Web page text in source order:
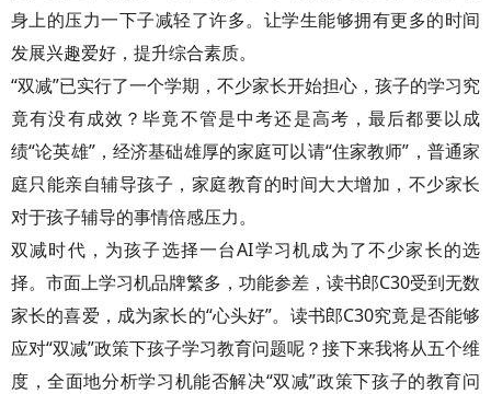
身上的压力一下子减轻了许多。让学生能够拥有更多的时间
发展兴趣爱好，提升综合素质。
“双减”已实行了一个学期，不少家长开始担心，孩子的学习究
竟有没有成效？毕竟不管是中考还是高考，最后都要以成
绩“论英雄”，经济基础雄厚的家庭可以请“住家教师”，普通家
庭只能亲自辅导孩子，家庭教育的时间大大增加，不少家长
对于孩子辅导的事情倍感压力。
双减时代，为孩子选择一台AI学习机成为了不少家长的选
择。市面上学习机品牌繁多，功能参差，读书郎C30受到无数
家长的喜爱，成为家长的“心头好”。读书郎C30究竟是否能够
应对“双减”政策下孩子学习教育问题呢？接下来我将从五个维
度，全面地分析学习机能否解决“双减”政策下孩子的教育问